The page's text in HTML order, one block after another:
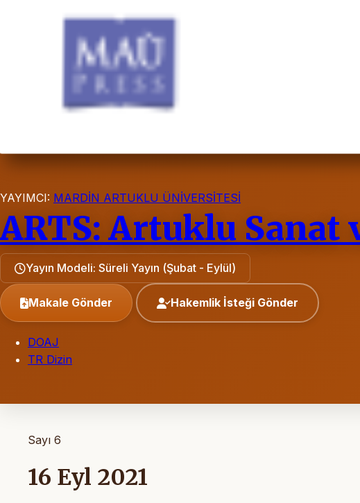
YAYIMCI: MARDİN ARTUKLU ÜNİVERSİTESİ
ARTS: Artuklu
Yayın Modeli: Süreli Yayın (Şubat - Eylül)
Makale Gönder Hakemlik İsteği Gönder
DOAJ
TR Dizin
Sayı 6
16 Eyl 2021